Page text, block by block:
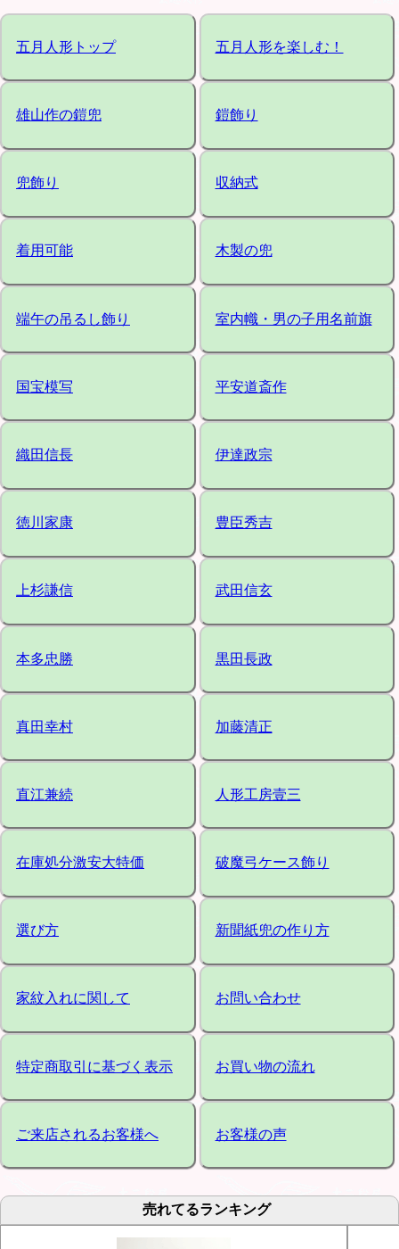
五月人形トップ 五月人形を楽しむ！
雄山作の鎧兜 鎧飾り
兜飾り 収納式
着用可能 木製の兜
端午の吊るし飾り 室内幟・男の子用名前旗
国宝模写 平安道斎作
織田信長 伊達政宗
徳川家康 豊臣秀吉
上杉謙信 武田信玄
本多忠勝 黒田長政
真田幸村 加藤清正
直江兼続 人形工房壹三
在庫処分激安大特価 破魔弓ケース飾り
選び方 新聞紙兜の作り方
家紋入れに関して お問い合わせ
特定商取引に基づく表示 お買い物の流れ
ご来店されるお客様へ お客様の声
売れてるランキング